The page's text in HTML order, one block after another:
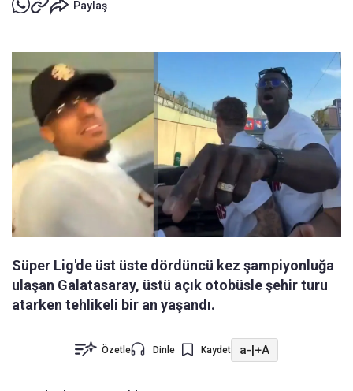
Paylaş
Süper Lig'de üst üste dördüncü kez şampiyonluğa
ulaşan Galatasaray, üstü açık otobüsle şehir turu
atarken tehlikeli bir an yaşandı.
Özetle Dinle Kaydet a-|+A